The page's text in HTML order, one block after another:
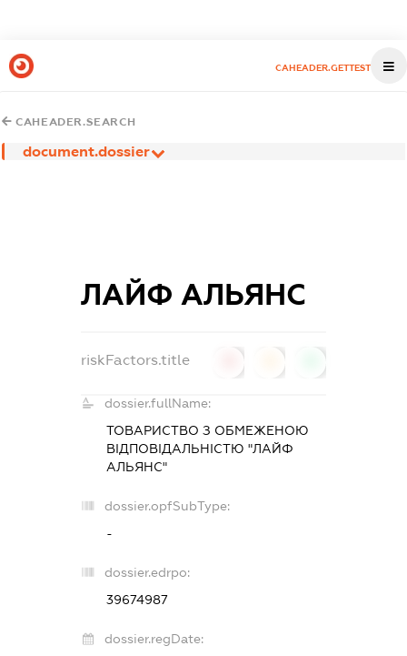
CAHEADER.GETTEST
CAHEADER.SEARCH
document.dossier
ЛАЙФ АЛЬЯНС
riskFactors.title
dossier.fullName:
ТОВАРИСТВО З ОБМЕЖЕНОЮ
ВІДПОВІДАЛЬНІСТЮ "ЛАЙФ
АЛЬЯНС"
dossier.opfSubType:
-
dossier.edrpo:
39674987
dossier.regDate: